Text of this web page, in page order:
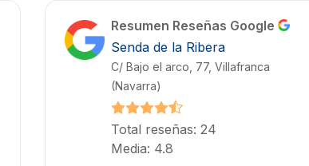
Resumen Reseñas Google
Senda de la Ribera
C/ Bajo el arco, 77, Villafranca
(Navarra)
Total reseñas: 24
Media: 4.8